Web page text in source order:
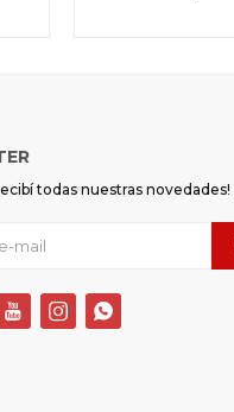
todas nuestras novedades!
  